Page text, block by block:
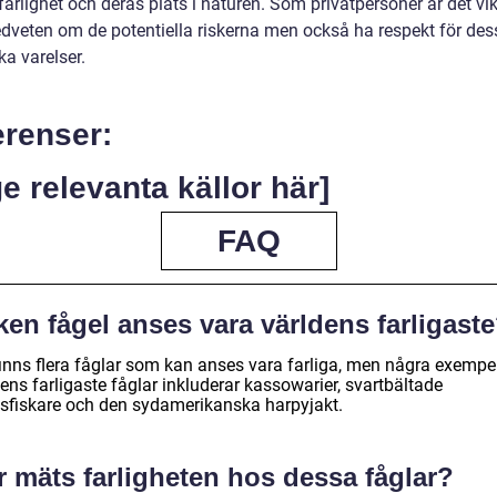
om de potentiella riskerna men också ha respekt för
varelser.
relevanta källor här]
FAQ
fågel anses vara världens
flera fåglar som kan anses vara farliga, men några
farligaste fåglar inkluderar kassowarier, svartbältade
och den sydamerikanska harpyjakt.
mäts farligheten hos dessa fåglar?